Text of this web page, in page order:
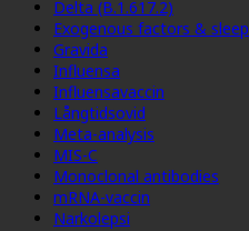
Delta (B.1.617.2)
Exogenous factors & sleep
Gravida
Influensa
Influensavaccin
Långtidsovid
Meta-analysis
MIS-C
Monoclonal antibodies
mRNA-vaccin
Narkolepsi